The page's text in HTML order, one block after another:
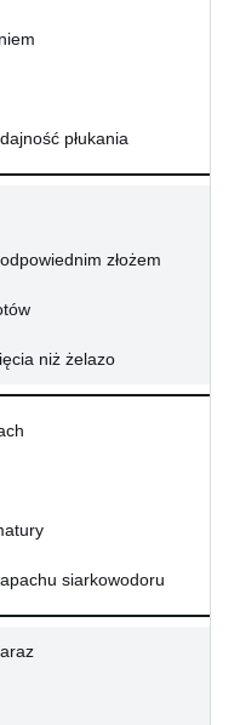
płukania
złożem
niż żelazo
siarkowodoru